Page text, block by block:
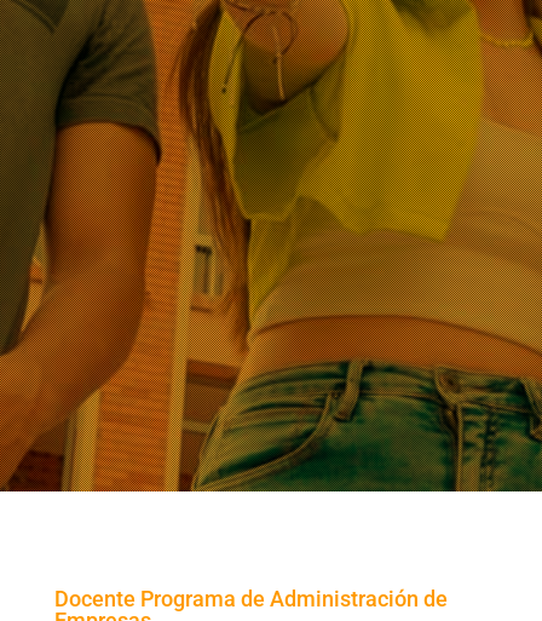
Docente Programa de Administración de